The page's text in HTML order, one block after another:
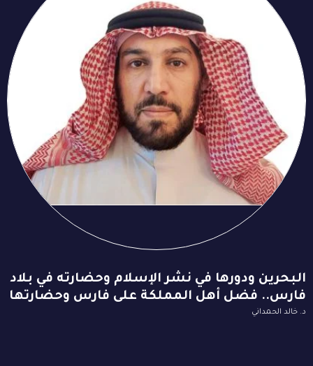
البحرين ودورها في نشر الإسلام وحضارته في بلاد
فارس.. فضل أهل المملكة على فارس وحضارتها
د. خالد الحمداني